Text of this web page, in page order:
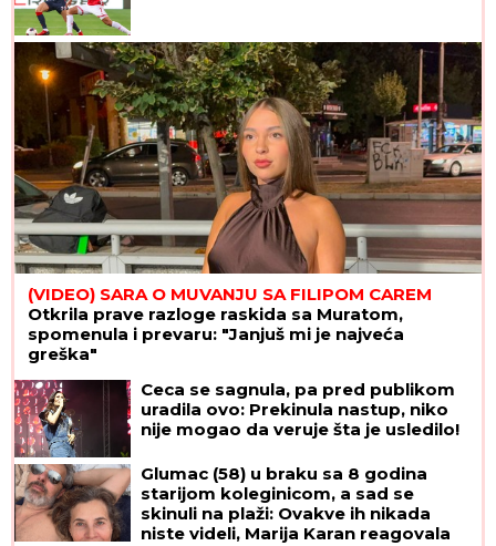
(VIDEO) SARA O MUVANJU SA FILIPOM CAREM
Otkrila prave razloge raskida sa Muratom,
spomenula i prevaru: "Janjuš mi je najveća
greška"
Ceca se sagnula, pa pred publikom
uradila ovo: Prekinula nastup, niko
nije mogao da veruje šta je usledilo!
Glumac (58) u braku sa 8 godina
starijom koleginicom, a sad se
skinuli na plaži: Ovakve ih nikada
niste videli, Marija Karan reagovala